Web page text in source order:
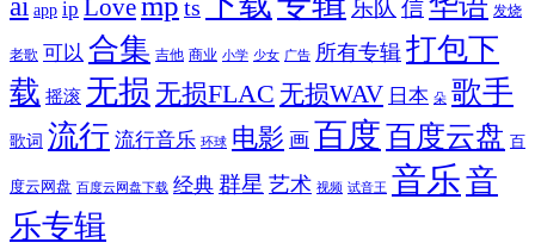
ai app ip Love ts 乐队 信 发烧
老歌 可以 合集 吉他 商业 小学 少女 广告 所有专辑 打包下
载 摇滚 无损 无损FLAC 无损WAV 日本 朵 歌手
歌词 流行 流行音乐 环球 电影 画 百度百度云盘 百
度云网盘 百度云网盘下载 经典 群星 艺术 视频 试音王 音乐音
乐专辑